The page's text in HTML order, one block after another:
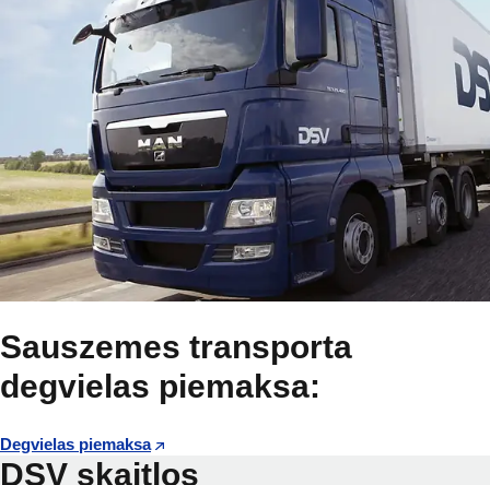
Sauszemes transporta
degvielas piemaksa:
Degvielas piemaksa
DSV skaitļos